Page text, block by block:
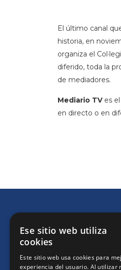
El último canal
historia, en
organiza el
diferido, toda la
de mediadores.
Mediario TVes el
en directo o en
Ese sitio web utiliza
cookies
Este sitio web usa cookies para
experiencia del usuario. Al utilizar